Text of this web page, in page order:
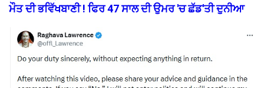
ਮੌਤ ਦੀ ਭਵਿੱਖਬਾਣੀ ! ਫਿਰ 47 ਸਾਲ ਦੀ ਉਮਰ 'ਚ ਛੱਡ'ਤੀ ਦੁਨੀਆ